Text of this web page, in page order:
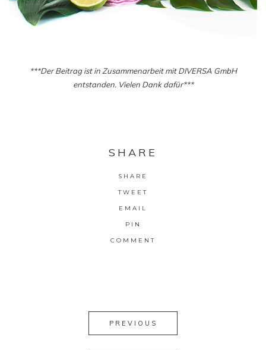
***Der Beitrag ist in Zusammenarbeit mit DIVERSA GmbH
entstanden. Vielen Dank dafür***
SHARE
SHARE
TWEET
EMAIL
PIN
COMMENT
PREVIOUS